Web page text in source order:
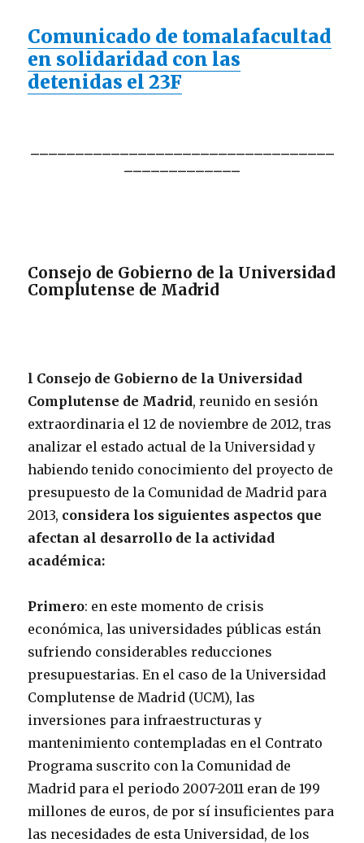
Comunicado de tomalafacultad
en solidaridad con las
detenidas el 23F
Consejo de Gobierno de la Universidad
Complutense de Madrid
l Consejo de Gobierno de la Universidad
Complutense de Madrid, reunido en sesión
extraordinaria el 12 de noviembre de 2012, tras
analizar el estado actual de la Universidad y
habiendo tenido conocimiento del proyecto de
presupuesto de la Comunidad de Madrid para
2013, considera los siguientes aspectos que
afectan al desarrollo de la actividad
académica:
Primero: en este momento de crisis
económica, las universidades públicas están
sufriendo considerables reducciones
presupuestarias. En el caso de la Universidad
Complutense de Madrid (UCM), las
inversiones para infraestructuras y
mantenimiento contempladas en el Contrato
Programa suscrito con la Comunidad de
Madrid para el periodo 2007-2011 eran de 199
millones de euros, de por sí insuficientes para
las necesidades de esta Universidad, de los